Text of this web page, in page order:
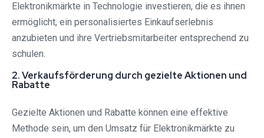
Elektronikmärkte in Technologie investieren, die es ihnen
ermöglicht, ein personalisiertes Einkaufserlebnis
anzubieten und ihre Vertriebsmitarbeiter entsprechend zu
schulen.
2. Verkaufsförderung durch gezielte Aktionen und
Rabatte
Gezielte Aktionen und Rabatte können eine effektive
Methode sein, um den Umsatz für Elektronikmärkte zu